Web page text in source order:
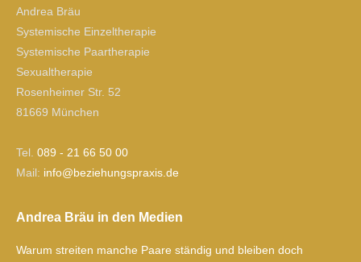
Andrea Bräu
Systemische Einzeltherapie
Systemische Paartherapie
Sexualtherapie
Rosenheimer Str. 52
81669 München
Tel. 089 - 21 66 50 00
Mail:
ed.si
xarps
gnuhe
izeb@
ofni
Andrea Bräu in den Medien
Warum streiten manche Paare ständig und bleiben doch